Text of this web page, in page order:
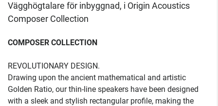
Vägghögtalare för inbyggnad, i Origin Acoustics
Composer Collection
COMPOSER COLLECTION
REVOLUTIONARY DESIGN.
Drawing upon the ancient mathematical and artistic
Golden Ratio, our thin-line speakers have been designed
with a sleek and stylish rectangular profile, making the